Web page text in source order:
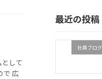
して
で 広
最近の投稿
社員ブログ